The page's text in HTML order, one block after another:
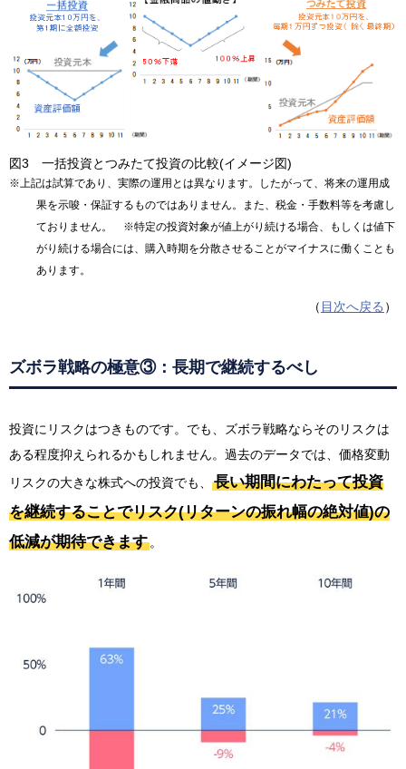
図3 一括投資とつみたて投資の比較(イメージ図)
※上記は試算であり、実際の運用とは異なります。したがって、将来の運用成
果を示唆・保証するものではありません。また、税金・手数料等を考慮し
ておりません。 ※特定の投資対象が値上がり続ける場合、もしくは値下
がり続ける場合には、購入時期を分散させることがマイナスに働くことも
あります。
（ 目次へ戻る ）
ズボラ戦略の極意③：長期で継続するべし
投資にリスクはつきものです。でも、ズボラ戦略ならそのリスクは
ある程度抑えられるかもしれません。過去のデータでは、価格変動
リスクの大きな株式への投資でも、
長い期間にわたって投資
を継続することでリスク(リターンの振れ幅の絶対値)の
低減が期待できます 。